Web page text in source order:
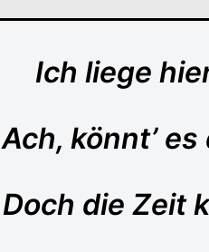
Ich liege
Ach, könnt’
Doch die Zeit